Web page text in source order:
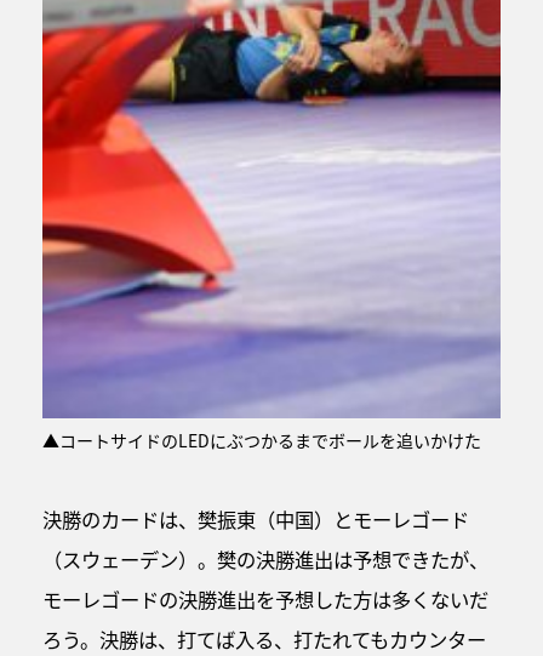
▲コートサイドのLEDにぶつかるまでボールを追いかけた
決勝のカードは、樊振東（中国）とモーレゴード
（スウェーデン）。樊の決勝進出は予想できたが、
モーレゴードの決勝進出を予想した方は多くないだ
ろう。決勝は、打てば入る、打たれてもカウンター